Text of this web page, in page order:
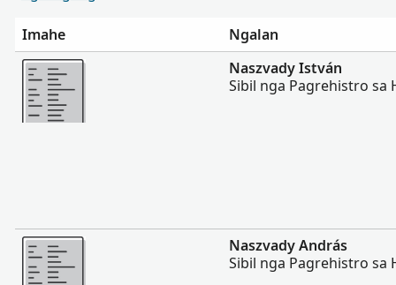
Imahe
Ngalan
Dugang pa
Naszvady István
Sibil nga Pagrehistro sa
Dugang pa
Naszvady András
Sibil nga Pagrehistro sa